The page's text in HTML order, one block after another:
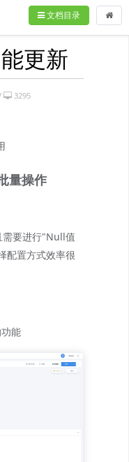
文档目录
更新
3295
量操作
需要进行"Null值
配置方式效率很
能